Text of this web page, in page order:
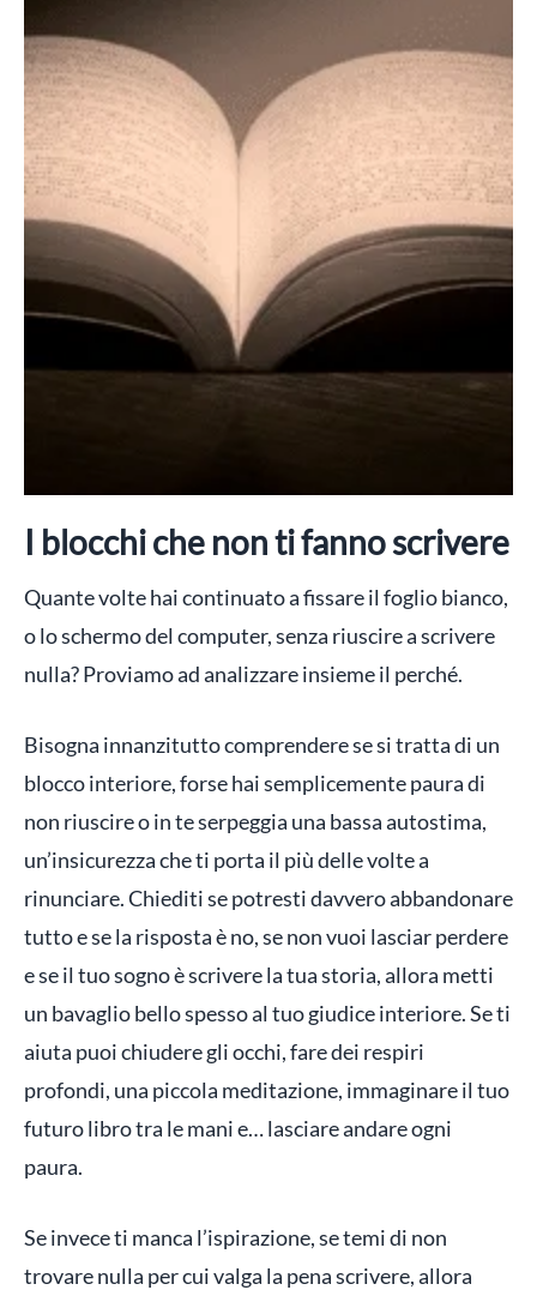
I blocchi che non ti fanno scrivere
Quante volte hai continuato a fissare il foglio bianco,
o lo schermo del computer, senza riuscire a scrivere
nulla? Proviamo ad analizzare insieme il perché.
Bisogna innanzitutto comprendere se si tratta di un
blocco interiore, forse hai semplicemente paura di
non riuscire o in te serpeggia una bassa autostima,
un’insicurezza che ti porta il più delle volte a
rinunciare. Chiediti se potresti davvero abbandonare
tutto e se la risposta è no, se non vuoi lasciar perdere
e se il tuo sogno è scrivere la tua storia, allora metti
un bavaglio bello spesso al tuo giudice interiore. Se ti
aiuta puoi chiudere gli occhi, fare dei respiri
profondi, una piccola meditazione, immaginare il tuo
futuro libro tra le mani e… lasciare andare ogni
paura.
Se invece ti manca l’ispirazione, se temi di non
trovare nulla per cui valga la pena scrivere, allora